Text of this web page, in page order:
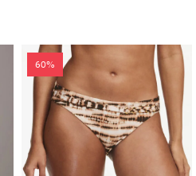
60%